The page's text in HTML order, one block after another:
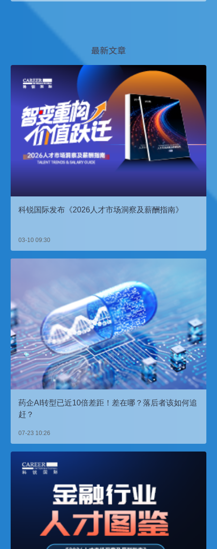
最新文章
科锐国际发布《2026人才市场洞察及薪酬指南》
03-10 09:30
药企AI转型已近10倍差距！差在哪？落后者该如何追
赶？
07-23 10:26